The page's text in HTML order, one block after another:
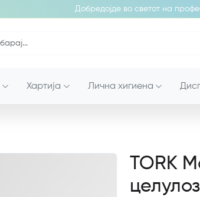
Добредојде во светот на
Хартија Лична хигиена
TORK